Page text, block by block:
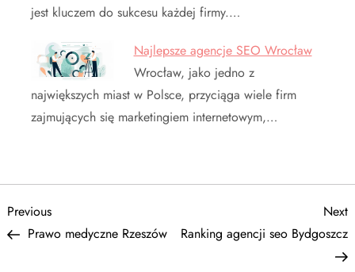
jest kluczem do sukcesu każdej firmy.…
Najlepsze agencje SEO Wrocław
Wrocław, jako jedno z
największych miast w Polsce, przyciąga wiele firm
zajmujących się marketingiem internetowym,…
N
Previous
Post
Previous
Prawo medyczne Rzeszów
Next
Ranking agencji seo Bydgoszcz